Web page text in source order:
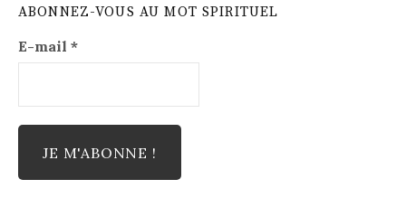
ABONNEZ-VOUS AU MOT SPIRITUEL
E-mail *